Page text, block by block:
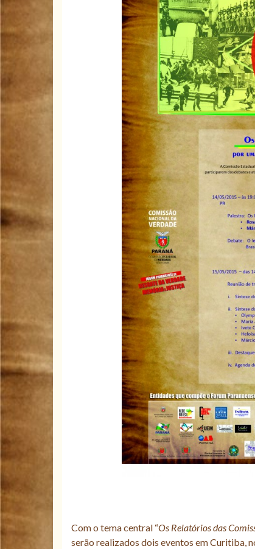
Com o tema central “Os Relatórios das
serão realizados dois eventos em Curitiba,